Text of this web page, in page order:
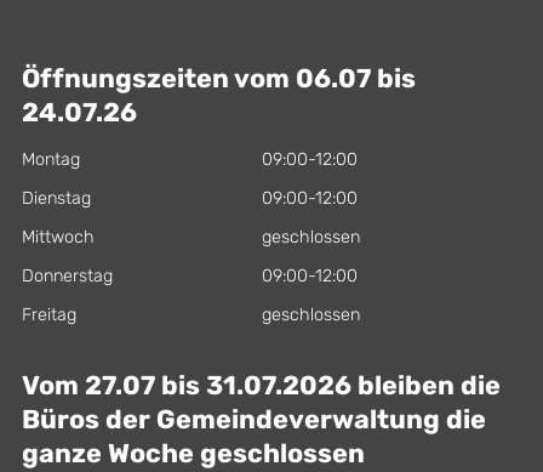
Öffnungszeiten vom 06.07 bis
24.07.26
Montag
09:00-12:00
Dienstag
09:00-12:00
Mittwoch
geschlossen
Donnerstag
09:00-12:00
Freitag
geschlossen
Vom 27.07 bis 31.07.2026 bleiben die
Büros der Gemeindeverwaltung die
ganze Woche geschlossen